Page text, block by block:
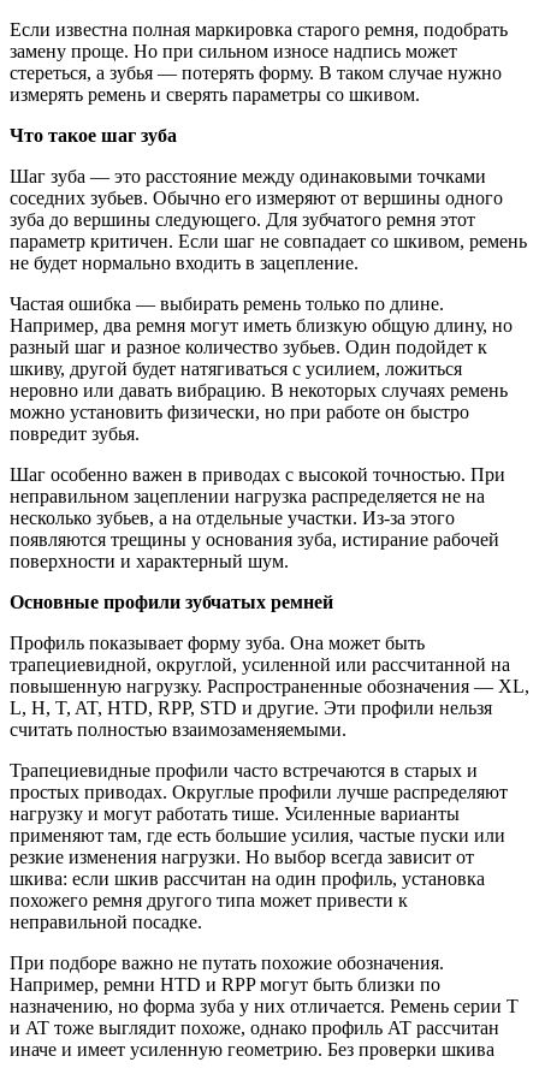
Если известна полная маркировка старого ремня, подобрать
замену проще. Но при сильном износе надпись может
стереться, а зубья — потерять форму. В таком случае нужно
измерять ремень и сверять параметры со шкивом.
Что такое шаг зуба
Шаг зуба — это расстояние между одинаковыми точками
соседних зубьев. Обычно его измеряют от вершины одного
зуба до вершины следующего. Для зубчатого ремня этот
параметр критичен. Если шаг не совпадает со шкивом, ремень
не будет нормально входить в зацепление.
Частая ошибка — выбирать ремень только по длине.
Например, два ремня могут иметь близкую общую длину, но
разный шаг и разное количество зубьев. Один подойдет к
шкиву, другой будет натягиваться с усилием, ложиться
неровно или давать вибрацию. В некоторых случаях ремень
можно установить физически, но при работе он быстро
повредит зубья.
Шаг особенно важен в приводах с высокой точностью. При
неправильном зацеплении нагрузка распределяется не на
несколько зубьев, а на отдельные участки. Из-за этого
появляются трещины у основания зуба, истирание рабочей
поверхности и характерный шум.
Основные профили зубчатых ремней
Профиль показывает форму зуба. Она может быть
трапециевидной, округлой, усиленной или рассчитанной на
повышенную нагрузку. Распространенные обозначения — XL,
L, H, T, AT, HTD, RPP, STD и другие. Эти профили нельзя
считать полностью взаимозаменяемыми.
Трапециевидные профили часто встречаются в старых и
простых приводах. Округлые профили лучше распределяют
нагрузку и могут работать тише. Усиленные варианты
применяют там, где есть большие усилия, частые пуски или
резкие изменения нагрузки. Но выбор всегда зависит от
шкива: если шкив рассчитан на один профиль, установка
похожего ремня другого типа может привести к
неправильной посадке.
При подборе важно не путать похожие обозначения.
Например, ремни HTD и RPP могут быть близки по
назначению, но форма зуба у них отличается. Ремень серии T
и AT тоже выглядит похоже, однако профиль AT рассчитан
иначе и имеет усиленную геометрию. Без проверки шкива